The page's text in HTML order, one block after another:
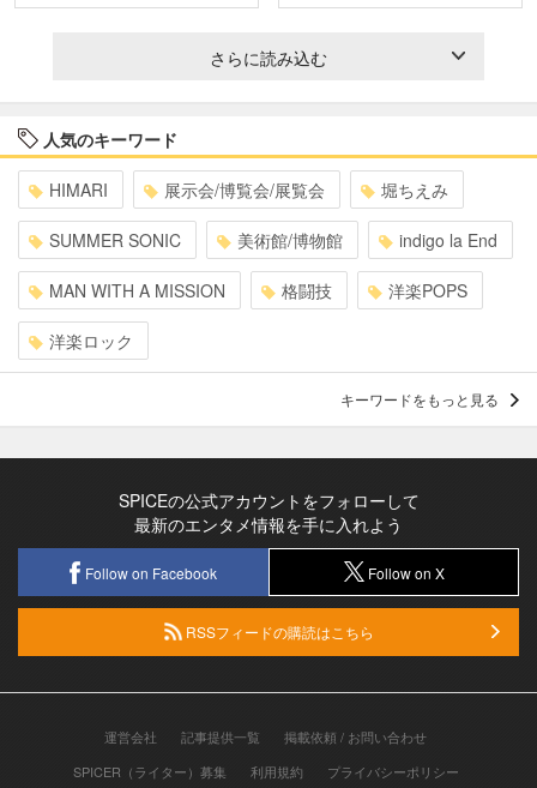
さらに読み込む
人気のキーワード
HIMARI 展示会/博覧会/展覧会 堀ちえみ
SUMMER SONIC 美術館/博物館 indigo la End
MAN WITH A MISSION 格闘技 洋楽POPS
洋楽ロック
キーワードをもっと見る
SPICEの公式アカウントをフォローして
最新のエンタメ情報を手に入れよう
Follow on Facebook Follow on X
RSSフィードの購読はこちら
運営会社 記事提供一覧
掲載依頼 / お問い合わせ
SPICER（ライター）募集
利用規約 プライバシーポリシー